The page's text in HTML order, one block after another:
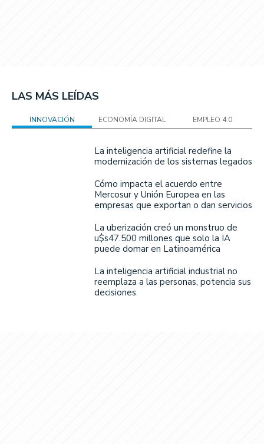
LAS MÁS LEÍDAS
INNOVACIÓN ECONOMÍA DIGITAL EMPLEO 4.0
La inteligencia artificial redefine la
modernización de los sistemas legados
Cómo impacta el acuerdo entre
Mercosur y Unión Europea en las
empresas que exportan o dan servicios
La uberización creó un monstruo de
u$s47.500 millones que solo la IA
puede domar en Latinoamérica
La inteligencia artificial industrial no
reemplaza a las personas, potencia sus
decisiones